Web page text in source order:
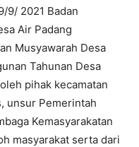
9/ 2021 Badan
Air Padang
Musyawarah Desa
Tahunan Desa
pihak kecamatan
unsur Pemerintah
Kemasyarakatan
masyarakat serta dari